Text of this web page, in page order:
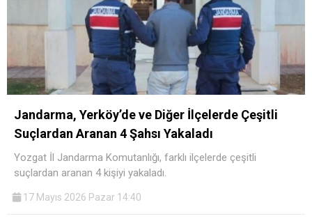
Jandarma, Yerköy’de ve Diğer İlçelerde Çeşitli
Suçlardan Aranan 4 Şahsı Yakaladı
Yozgat İl Jandarma Komutanlığı, farklı ilçelerde çeşitli
suçlardan aranan 4 kişiyi yakaladı.
17 Mayıs 2026 Pazar 14:40